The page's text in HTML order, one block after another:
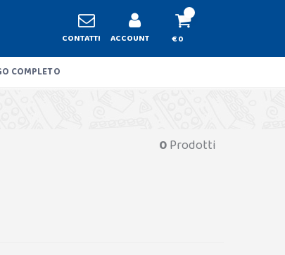
CONTATTI ACCOUNT € 0
COMPLETO
0Prodotti